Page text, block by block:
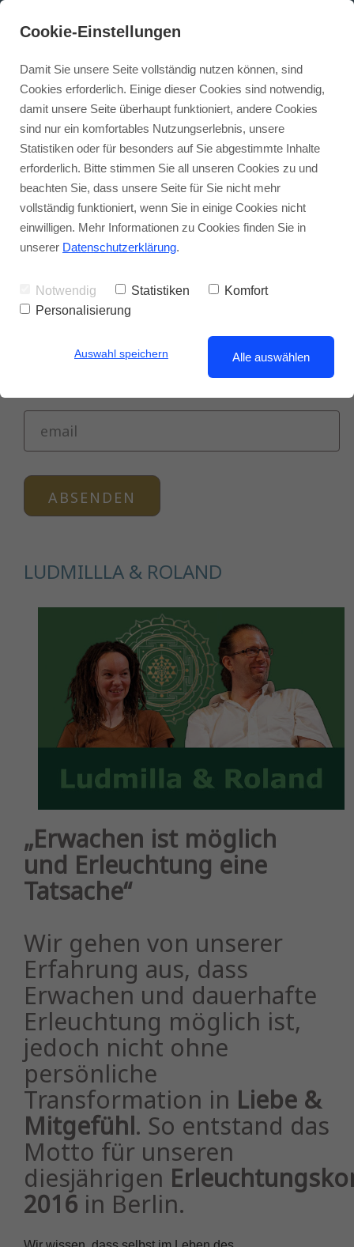
Trage dich hier ein für unseren
Neuigkeiten
undVeranstaltungshinweise.
(Jederzeit mit einem Klick abbestellbar)
ABSENDEN
LUDMILLLA & ROLAND
„Erwachen ist möglich
und Erleuchtung eine
Tatsache“
Wir gehen von unserer
Erfahrung aus, dass
Erwachen und dauerhafte
Erleuchtung möglich ist,
jedoch nicht ohne
persönliche
Transformation in Liebe &
Mitgefühl. So entstand das
Motto für unseren
diesjährigen
2016 in Berlin.
Cookie-Einstellungen
Damit Sie unsere Seite vollständig nutzen können, sind
Cookies erforderlich. Einige dieser Cookies sind notwendig,
damit unsere Seite überhaupt funktioniert, andere Cookies
sind nur ein komfortables Nutzungserlebnis, unsere
Statistiken oder für besonders auf Sie abgestimmte Inhalte
erforderlich. Bitte stimmen Sie all unseren Cookies zu und
beachten Sie, dass unsere Seite für Sie nicht mehr
vollständig funktioniert, wenn Sie in einige Cookies nicht
einwilligen. Mehr Informationen zu Cookies finden Sie in
unserer Datenschutzerklärung.
Notwendig Statistiken
Komfort
Personalisierung
Auswahl speichern Alle auswählen